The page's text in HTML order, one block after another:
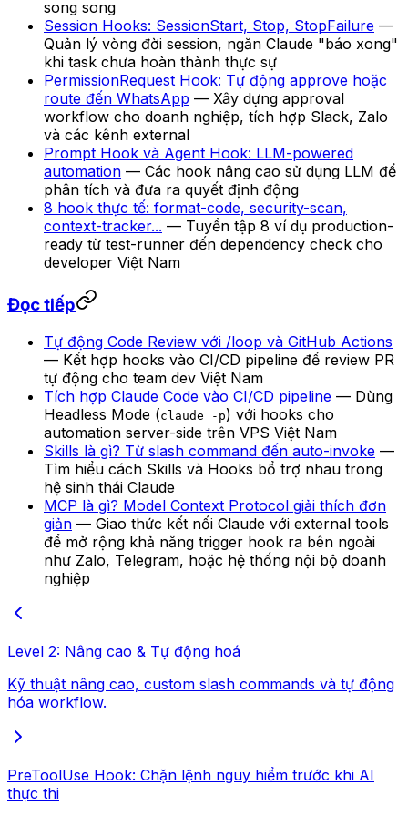
song song
Session Hooks: SessionStart, Stop, StopFailure —
Quản lý vòng đời session, ngăn Claude "báo xong"
khi task chưa hoàn thành thực sự
PermissionRequest Hook: Tự động approve hoặc
route đến WhatsApp — Xây dựng approval
workflow cho doanh nghiệp, tích hợp Slack, Zalo
và các kênh external
Prompt Hook và Agent Hook: LLM-powered
automation — Các hook nâng cao sử dụng LLM để
phân tích và đưa ra quyết định động
8 hook thực tế: format-code, security-scan,
context-tracker... — Tuyển tập 8 ví dụ production-
ready từ test-runner đến dependency check cho
developer Việt Nam
Đọc tiếp
Tự động Code Review với /loop và GitHub Actions
— Kết hợp hooks vào CI/CD pipeline để review PR
tự động cho team dev Việt Nam
Tích hợp Claude Code vào CI/CD pipeline — Dùng
Headless Mode (claude -p) với hooks cho
automation server-side trên VPS Việt Nam
Skills là gì? Từ slash command đến auto-invoke —
Tìm hiểu cách Skills và Hooks bổ trợ nhau trong
hệ sinh thái Claude
MCP là gì? Model Context Protocol giải thích đơn
giản — Giao thức kết nối Claude với external tools
để mở rộng khả năng trigger hook ra bên ngoài
như Zalo, Telegram, hoặc hệ thống nội bộ doanh
nghiệp
Level 2: Nâng cao & Tự động hoá
Kỹ thuật nâng cao, custom slash commands và tự động
hóa workflow.
PreToolUse Hook: Chặn lệnh nguy hiểm trước khi AI
thực thi